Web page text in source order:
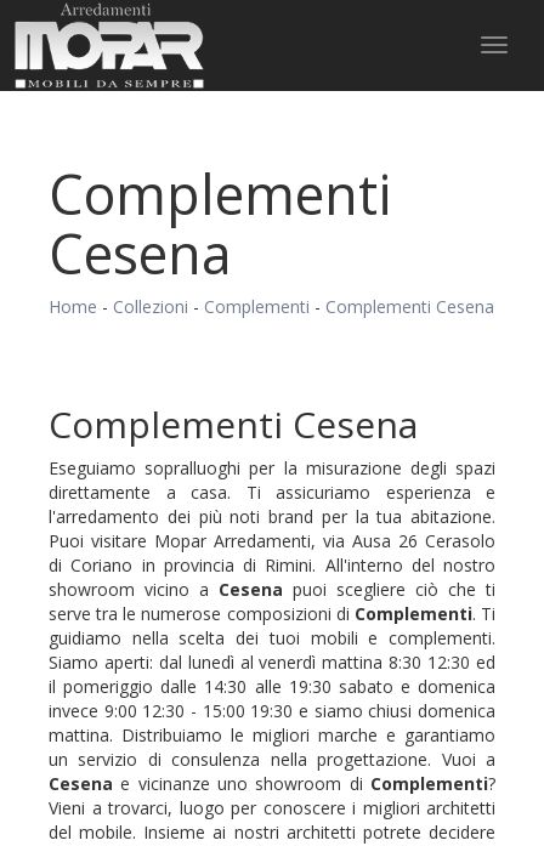
Complementi
Cesena
Home - Collezioni - Complementi - Complementi Cesena
Complementi Cesena
Eseguiamo sopralluoghi per la misurazione degli spazi
direttamente a casa. Ti assicuriamo esperienza e
l'arredamento dei più noti brand per la tua abitazione.
Puoi visitare Mopar Arredamenti, via Ausa 26 Cerasolo
di Coriano in provincia di Rimini. All'interno del nostro
showroom vicino a Cesena puoi scegliere ciò che ti
serve tra le numerose composizioni di Complementi. Ti
guidiamo nella scelta dei tuoi mobili e complementi.
Siamo aperti: dal lunedì al venerdì mattina 8:30 12:30 ed
il pomeriggio dalle 14:30 alle 19:30 sabato e domenica
invece 9:00 12:30 - 15:00 19:30 e siamo chiusi domenica
mattina. Distribuiamo le migliori marche e garantiamo
un servizio di consulenza nella progettazione. Vuoi a
Cesena e vicinanze uno showroom di Complementi?
Vieni a trovarci, luogo per conoscere i migliori architetti
del mobile. Insieme ai nostri architetti potrete decidere